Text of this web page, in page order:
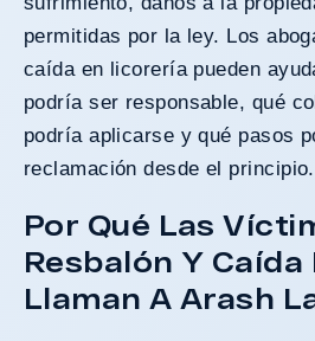
permitidas por la ley. Los
caída en licorería pueden
podría ser responsable, qué
podría aplicarse y qué pasos
reclamación desde el principio.
Por Qué Las
Resbalón Y
Llaman A Arash